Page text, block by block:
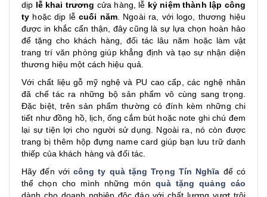
dịp lễ khai trương cửa hàng, lễ kỷ niệm thành lập công
ty hoặc dịp lễ cuối năm. Ngoài ra, với logo, thương hiệu
được in khắc cẩn thận, đây cũng là sự lựa chọn hoàn hảo
để tặng cho khách hàng, đối tác lâu năm hoặc làm vật
trang trí văn phòng giúp khẳng định và tạo sự nhận diện
thương hiệu một cách hiệu quả.
Với chất liệu gỗ mỹ nghệ và PU cao cấp, các nghệ nhân
đã chế tác ra những bộ sản phẩm vô cùng sang trọng.
Đặc biệt, trên sản phẩm thường có đính kèm những chi
tiết như đồng hồ, lịch, ống cắm bút hoặc note ghi chú đem
lại sự tiện lợi cho người sử dụng. Ngoài ra, nó còn được
trang bị thêm hộp đựng name card giúp bạn lưu trữ danh
thiếp của khách hàng và đối tác.
Hãy đến với công ty quà tặng Trọng Tín Nghĩa để có
thể chọn cho mình những món quà tặng quảng cáo